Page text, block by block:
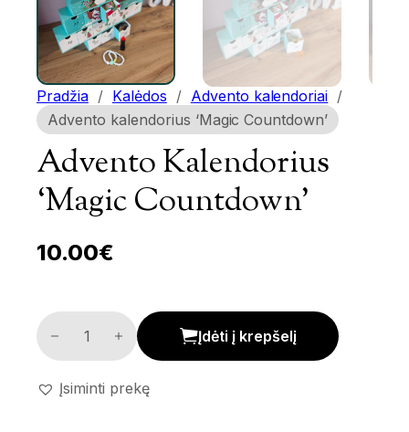
Pradžia / Kalėdos / Advento kalendoriai /
Advento kalendorius ‘Magic Countdown’
Advento Kalendorius
‘Magic Countdown’
10.00€
Advento kalendorius 'Magic Countdown' kiekis
Įdėti į krepšelį
Įsiminti prekę